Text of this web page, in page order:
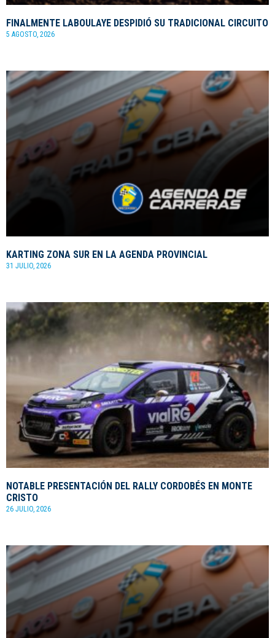
FINALMENTE LABOULAYE DESPIDIÓ SU TRADICIONAL CIRCUITO
5 AGOSTO, 2026
KARTING ZONA SUR EN LA AGENDA PROVINCIAL
31 JULIO, 2026
NOTABLE PRESENTACIÓN DEL RALLY CORDOBÉS EN MONTE
CRISTO
26 JULIO, 2026